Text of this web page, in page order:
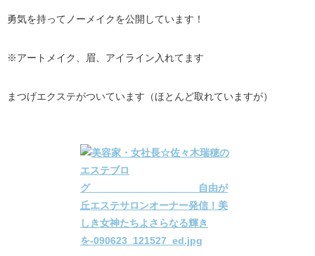
勇気を持ってノーメイクを公開しています！
※アートメイク、眉、アイライン入れてます
まつげエクステがついています（ほとんど取れていますが）